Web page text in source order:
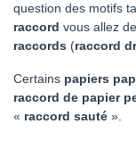
question des motifs
raccord vous allez
raccords (raccord
Certains papiers
raccord de papier
« raccord sauté ».